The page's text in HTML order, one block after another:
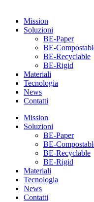
Mission
Soluzioni
BE-Paper
BE-
BE-Recyclable
BE-Rigid
Materiali
Tecnologia
News
Contatti
Mission
Soluzioni
BE-Paper
BE-
BE-Recyclable
BE-Rigid
Materiali
Tecnologia
News
Contatti